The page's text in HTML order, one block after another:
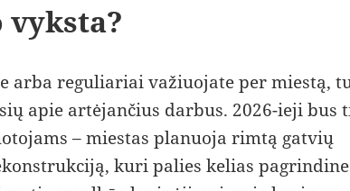
vyksta?
arba reguliariai važiuojate per miestą,
apie artėjančius darbus. 2026-ieji bus
– miestas planuoja rimtą gatvių
kuri palies kelias